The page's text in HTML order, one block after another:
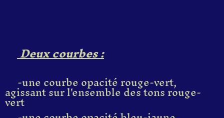
Deux courbes :
-une courbe opacité rouge-vert,
agissant sur l'ensemble des tons rouge-
vert